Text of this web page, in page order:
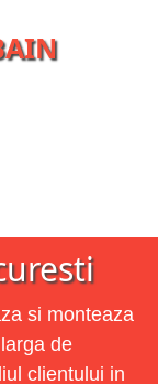
si monteaza
de
clientului in